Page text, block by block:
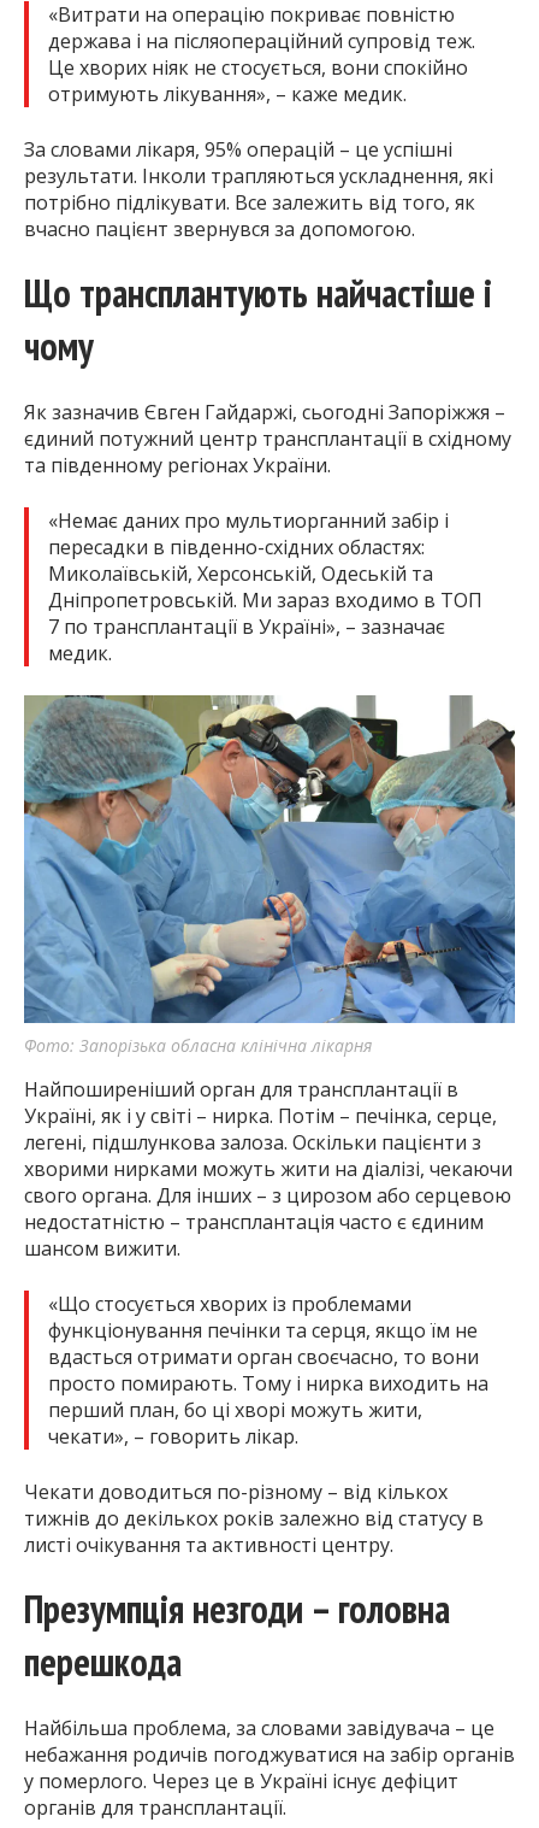
«Витрати на операцію покриває повністю
держава і на післяопераційний супровід теж.
Це хворих ніяк не стосується, вони спокійно
отримують лікування», – каже медик.
За словами лікаря, 95% операцій – це успішні
результати. Інколи трапляються ускладнення, які
потрібно підлікувати. Все залежить від того, як
вчасно пацієнт звернувся за допомогою.
Що трансплантують найчастіше і
чому
Як зазначив Євген Гайдаржі, сьогодні Запоріжжя –
єдиний потужний центр трансплантації в східному
та південному регіонах України.
«Немає даних про мультиорганний забір і
пересадки в південно-східних областях:
Миколаївській, Херсонській, Одеській та
Дніпропетровській. Ми зараз входимо в ТОП
7 по трансплантації в Україні», – зазначає
медик.
Фото: Запорізька обласна клінічна лікарня
Найпоширеніший орган для трансплантації в
Україні, як і у світі – нирка. Потім – печінка, серце,
легені, підшлункова залоза. Оскільки пацієнти з
хворими нирками можуть жити на діалізі, чекаючи
свого органа. Для інших – з цирозом або серцевою
недостатністю – трансплантація часто є єдиним
шансом вижити.
«Що стосується хворих із проблемами
функціонування печінки та серця, якщо їм не
вдасться отримати орган своєчасно, то вони
просто помирають. Тому і нирка виходить на
перший план, бо ці хворі можуть жити,
чекати», – говорить лікар.
Чекати доводиться по-різному – від кількох
тижнів до декількох років залежно від статусу в
листі очікування та активності центру.
Презумпція незгоди – головна
перешкода
Найбільша проблема, за словами завідувача – це
небажання родичів погоджуватися на забір органів
у померлого. Через це в Україні існує дефіцит
органів для трансплантації.